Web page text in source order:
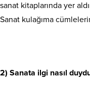
sanat kitaplarında yer
Sanat kulağıma
2) Sanata ilgi nasıl